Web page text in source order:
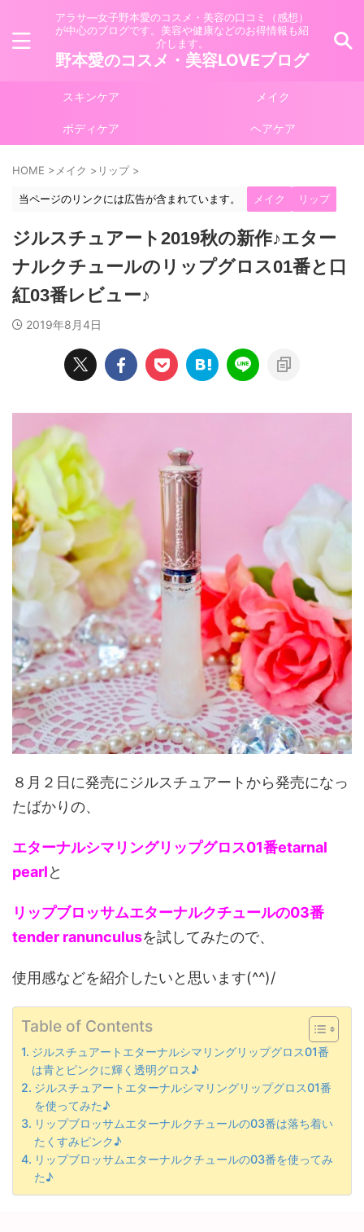
アラサ―女子野本愛のコスメ・美容の口コミ（感想）
が中心のブログです。美容や健康などのお得情報も紹
介します。
野本愛のコスメ・美容LOVEブログ
スキンケア メイク
ボディケア ヘアケア
HOME > メイク > リップ >
当ページのリンクには広告が含まれています。 メイク リップ
ジルスチュアート2019秋の新作♪エター
ナルクチュールのリップグロス01番と口
紅03番レビュー♪
2019年8月4日
８月２日に発売にジルスチュアートから発売になっ
たばかりの、
エターナルシマリングリップグロス01番etarnal
pearlと
リップブロッサムエターナルクチュールの03番
tender ranunculusを試してみたので、
使用感などを紹介したいと思います(^^)/
Table of Contents
ジルスチュアートエターナルシマリングリップグロス01番
は青とピンクに輝く透明グロス♪
ジルスチュアートエターナルシマリングリップグロス01番
を使ってみた♪
リップブロッサムエターナルクチュールの03番は落ち着い
たくすみピンク♪
リップブロッサムエターナルクチュールの03番を使ってみ
た♪